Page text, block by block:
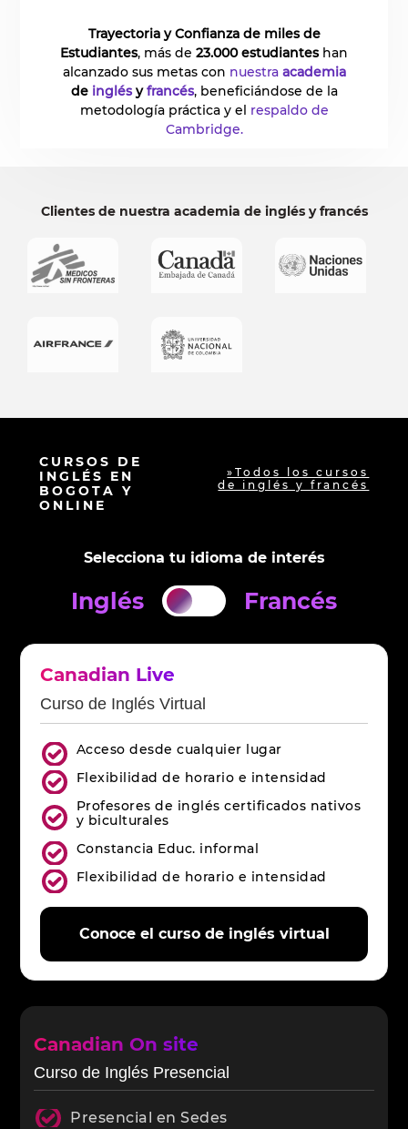
Trayectoria y Confianza de miles de
Estudiantes, más de 23.000 estudianteshan
alcanzado sus metas con nuestra academia
de inglésyfrancés, beneficiándose de la
metodología práctica y el respaldo de
Cambridge.
Clientes de nuestra academia de inglés y francés
CURSOS DE
INGLÉS EN
BOGOTA Y
ONLINE
»Todos los cursos
de inglés y francés
Selecciona tu idioma de interés
Inglés Francés
Canadian Live
Curso de Inglés Virtual
Acceso desde cualquier lugar
Flexibilidad de horario e intensidad
Profesores de inglés certificados nativos
y biculturales
Constancia Educ. informal
Flexibilidad de horario e intensidad
Conoce el curso de inglés virtual
Canadian On site
Curso de Inglés Presencial
Presencial en Sedes